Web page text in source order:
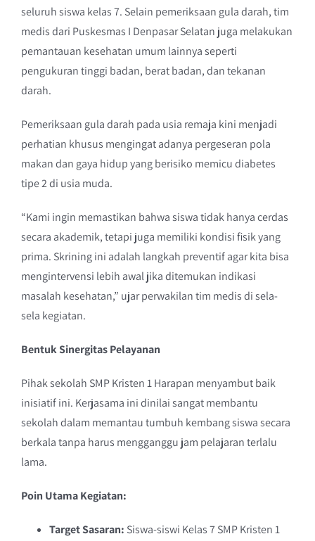
seluruh siswa kelas 7. Selain pemeriksaan gula darah, tim
medis dari Puskesmas I Denpasar Selatan juga melakukan
pemantauan kesehatan umum lainnya seperti
pengukuran tinggi badan, berat badan, dan tekanan
darah.
Pemeriksaan gula darah pada usia remaja kini menjadi
perhatian khusus mengingat adanya pergeseran pola
makan dan gaya hidup yang berisiko memicu diabetes
tipe 2 di usia muda.
“Kami ingin memastikan bahwa siswa tidak hanya cerdas
secara akademik, tetapi juga memiliki kondisi fisik yang
prima. Skrining ini adalah langkah preventif agar kita bisa
mengintervensi lebih awal jika ditemukan indikasi
masalah kesehatan,” ujar perwakilan tim medis di sela-
sela kegiatan.
Bentuk Sinergitas Pelayanan
Pihak sekolah SMP Kristen 1 Harapan menyambut baik
inisiatif ini. Kerjasama ini dinilai sangat membantu
sekolah dalam memantau tumbuh kembang siswa secara
berkala tanpa harus mengganggu jam pelajaran terlalu
lama.
Poin Utama Kegiatan:
Target Sasaran: Siswa-siswi Kelas 7 SMP Kristen 1